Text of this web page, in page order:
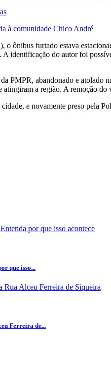
à comunidade Chico André
ônibus furtado estava
identificação do autor foi
PMPR, abandonado e
a região. A remoção
e novamente preso pela
que isso...
Ferreira de...